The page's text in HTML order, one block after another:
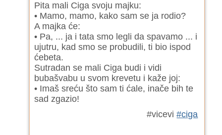
Pita mali Ciga svoju majku:
• Mamo, mamo, kako sam se ja rodio?
A majka će:
• Pa, ... ja i tata smo legli da spavamo ... i
ujutru, kad smo se probudili, ti bio ispod
ćebeta.
Sutradan se mali Ciga budi i vidi
bubašvabu u svom krevetu i kaže joj:
• Imaš sreću što sam ti ćale, inače bih te
sad zgazio!
#vicevi#ciga